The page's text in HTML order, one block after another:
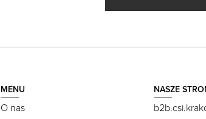
MENU
O nas
NASZE